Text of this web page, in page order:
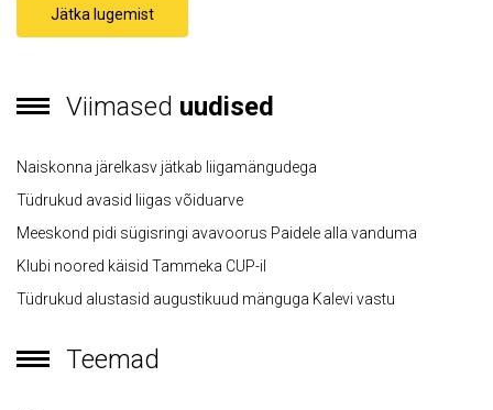
Jätka lugemist
Viimased uudised
Naiskonna järelkasv jätkab liigamängudega
Tüdrukud avasid liigas võiduarve
Meeskond pidi sügisringi avavoorus Paidele alla vanduma
Klubi noored käisid Tammeka CUP-il
Tüdrukud alustasid augustikuud mänguga Kalevi vastu
Teemad